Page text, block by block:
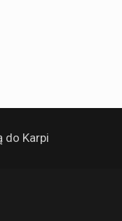
do Karpi